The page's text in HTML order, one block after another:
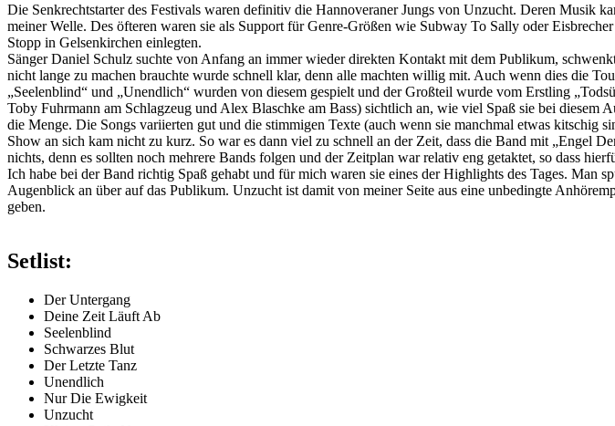
Die Senkrechtstarter des Festivals waren definitiv die Hannoveraner Jungs von Unzucht. Deren Musik
meiner Welle. Des öfteren waren sie als Support für Genre-Größen wie Subway To Sally oder
Stopp in Gelsenkirchen einlegten.
Sänger Daniel Schulz suchte von Anfang an immer wieder direkten Kontakt mit dem Publikum,
nicht lange zu machen brauchte wurde schnell klar, denn alle machten willig mit. Auch wenn dies die
„Seelenblind“ und „Unendlich“ wurden von diesem gespielt und der Großteil wurde vom Erstling
Toby Fuhrmann am Schlagzeug und Alex Blaschke am Bass) sichtlich an, wie viel Spaß sie bei
die Menge. Die Songs variierten gut und die stimmigen Texte (auch wenn sie manchmal etwas
Show an sich kam nicht zu kurz. So war es dann viel zu schnell an der Zeit, dass die Band mit „Engel
nichts, denn es sollten noch mehrere Bands folgen und der Zeitplan war relativ eng getaktet, so dass
Ich habe bei der Band richtig Spaß gehabt und für mich waren sie eines der Highlights des Tages. Man
Augenblick an über auf das Publikum. Unzucht ist damit von meiner Seite aus eine unbedingte
geben.
Setlist:
Der Untergang
Deine Zeit Läuft Ab
Seelenblind
Schwarzes Blut
Der Letzte Tanz
Unendlich
Nur Die Ewigkeit
Unzucht